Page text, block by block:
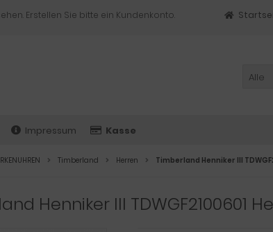
Erstellen Sie bitte ein Kundenkonto.
Alle
Impressum Kasse
Timberland Herren Timberland Henniker III
Henniker III TDWGF2100601